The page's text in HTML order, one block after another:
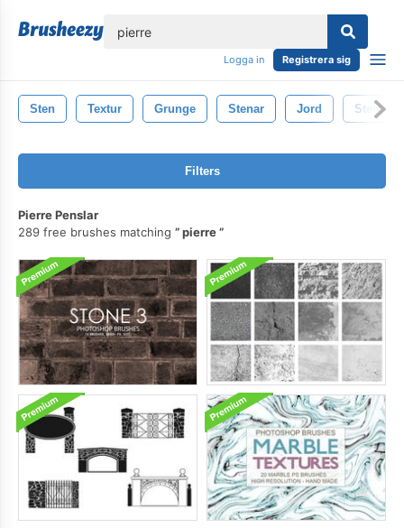
Logga in Registrera sig
Sten Textur Grunge Stenar Jord Sten
Filters
Pierre Penslar
289 free brushes matching
pierre